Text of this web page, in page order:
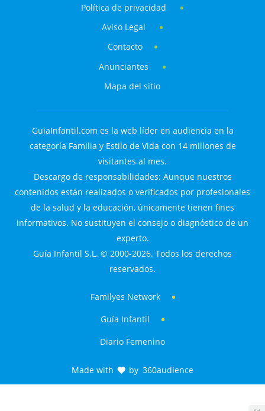
Política de privacidad
Aviso Legal
Contacto
Anunciantes
Mapa del sitio
GuiaInfantil.com es la web líder en audiencia en la
categoría Familia y Estilo de Vida con 14 millones de
visitantes al mes.
Descargo de responsabilidades: Aunque nuestros
contenidos están realizados o verificados por profesionales
de la salud y la educación, únicamente tienen fines
informativos. No sustituyen el consejo o diagnóstico de un
experto.
Guía Infantil S.L. © 2000-2026. Todos los derechos
reservados.
Familyes Network
Guía Infantil
Diario Femenino
Made with by 360audience